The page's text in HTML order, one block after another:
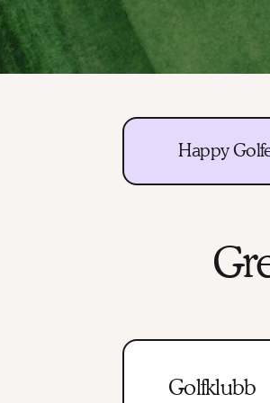
Happy
Golfklubb